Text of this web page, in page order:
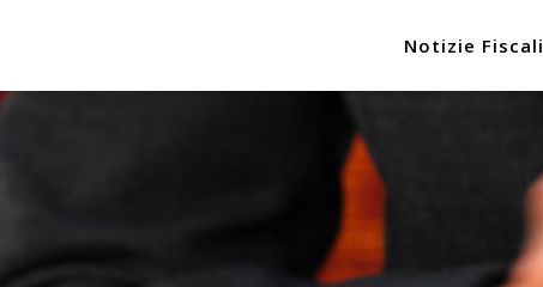
Notizie Fiscali